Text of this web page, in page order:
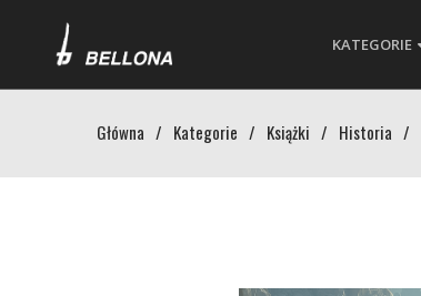
KATEGORIE
Główna / Kategorie / Książki / Historia /